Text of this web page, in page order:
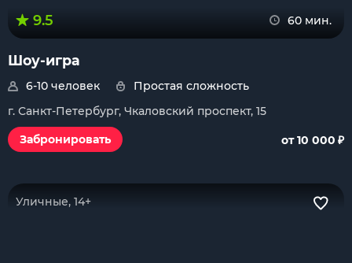
9.5 60 мин.
Шоу-игра
6-10 человек
Простая сложность
г. Санкт-Петербург, Чкаловский проспект, 15
Забронировать
от 10 000 ₽
Уличные, 14+